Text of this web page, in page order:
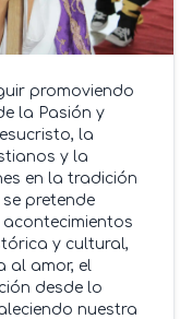
promoviendo
la Pasión y
la
y la
en la tradición
pretende
y cultural,
al amor, el
desde lo
nuestra